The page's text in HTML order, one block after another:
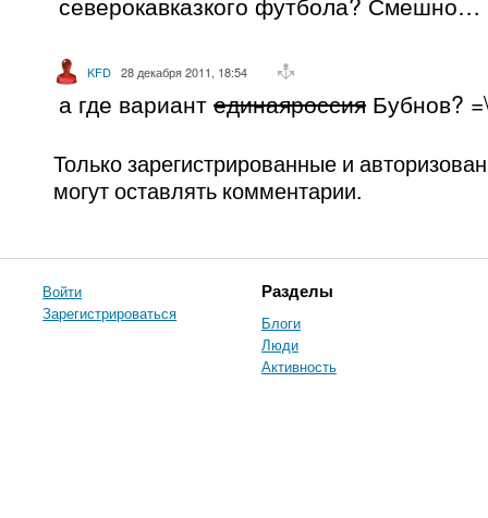
KFD 28 декабря 2011, 18:54
а где вариант единаяроссия Бубнов?
Только зарегистрированные и
могут оставлять комментарии.
Войти
Зарегистрироваться
Разделы
Блоги
Люди
Активность